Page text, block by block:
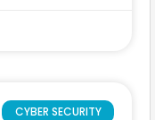
CYBER SECURITY